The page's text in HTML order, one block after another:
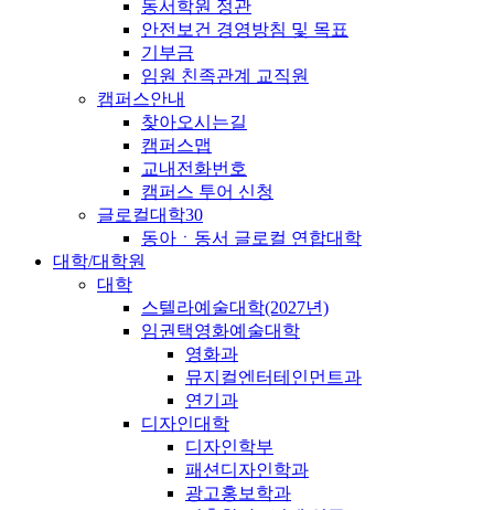
동서학원 정관
안전보건 경영방침 및 목표
기부금
임원 친족관계 교직원
캠퍼스안내
찾아오시는길
캠퍼스맵
교내전화번호
캠퍼스 투어 신청
글로컬대학30
동아ㆍ동서 글로컬 연합대학
대학/대학원
대학
스텔라예술대학(2027년)
임권택영화예술대학
영화과
뮤지컬엔터테인먼트과
연기과
디자인대학
디자인학부
패션디자인학과
광고홍보학과